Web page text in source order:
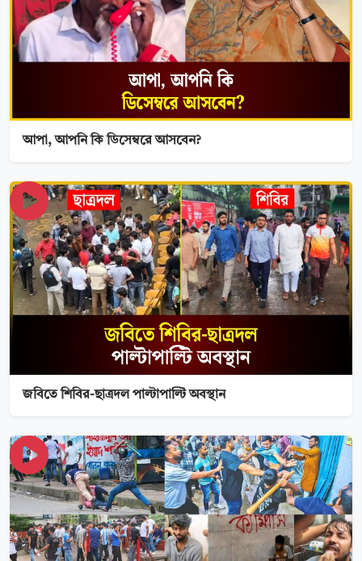
আপা, আপনি কি ডিসেম্বরে আসবেন?
জবিতে শিবির-ছাত্রদল পাল্টাপাল্টি অবস্থান